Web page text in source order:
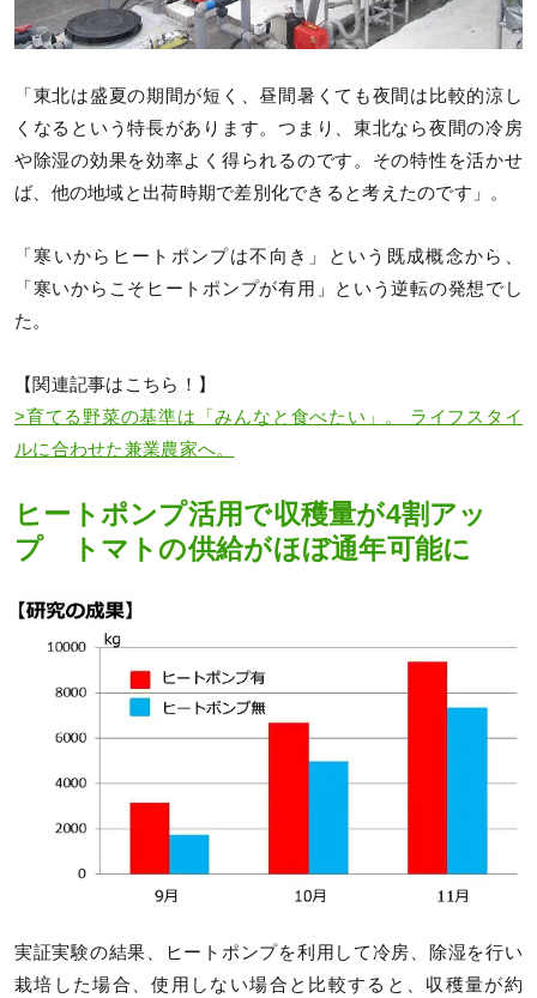
「東北は盛夏の期間が短く、昼間暑くても夜間は比較的涼し
くなるという特長があります。つまり、東北なら夜間の冷房
や除湿の効果を効率よく得られるのです。その特性を活かせ
ば、他の地域と出荷時期で差別化できると考えたのです」。
「寒いからヒートポンプは不向き」という既成概念から、
「寒いからこそヒートポンプが有用」という逆転の発想でし
た。
【関連記事はこちら！】
>育てる野菜の基準は「みんなと食べたい」。 ライフスタイ
ルに合わせた兼業農家へ。
ヒートポンプ活用で収穫量が4割アッ
プ トマトの供給がほぼ通年可能に
実証実験の結果、ヒートポンプを利用して冷房、除湿を行い
栽培した場合、使用しない場合と比較すると、収穫量が約